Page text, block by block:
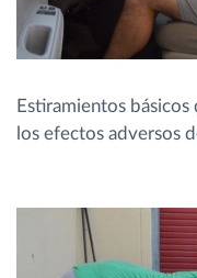
Estiramientos
los efectos adversos